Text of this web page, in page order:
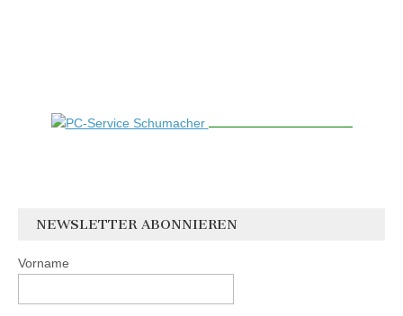
NEWSLETTER ABONNIEREN
Vorname